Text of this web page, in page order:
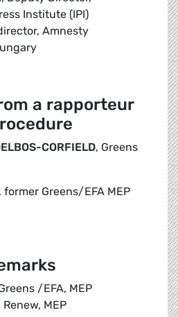
Institute (IPI)
Amnesty
a rapporteur
CORFIELD, Greens
, former Greens/EFA MEP
/EFA, MEP
Renew, MEP